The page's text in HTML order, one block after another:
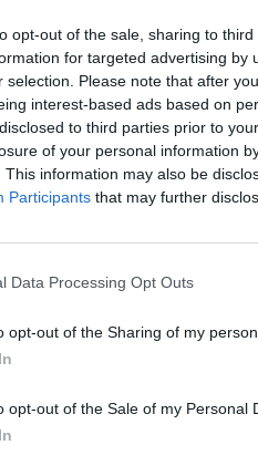
opt-out of the sale, sharing to
for targeted advertising by
selection. Please note that after
interest-based ads based on
to third parties prior to
of your personal information
This information may also be
Participants that may further
Data Processing Opt Outs
opt-out of the Sharing of my
opt-out of the Sale of my Personal